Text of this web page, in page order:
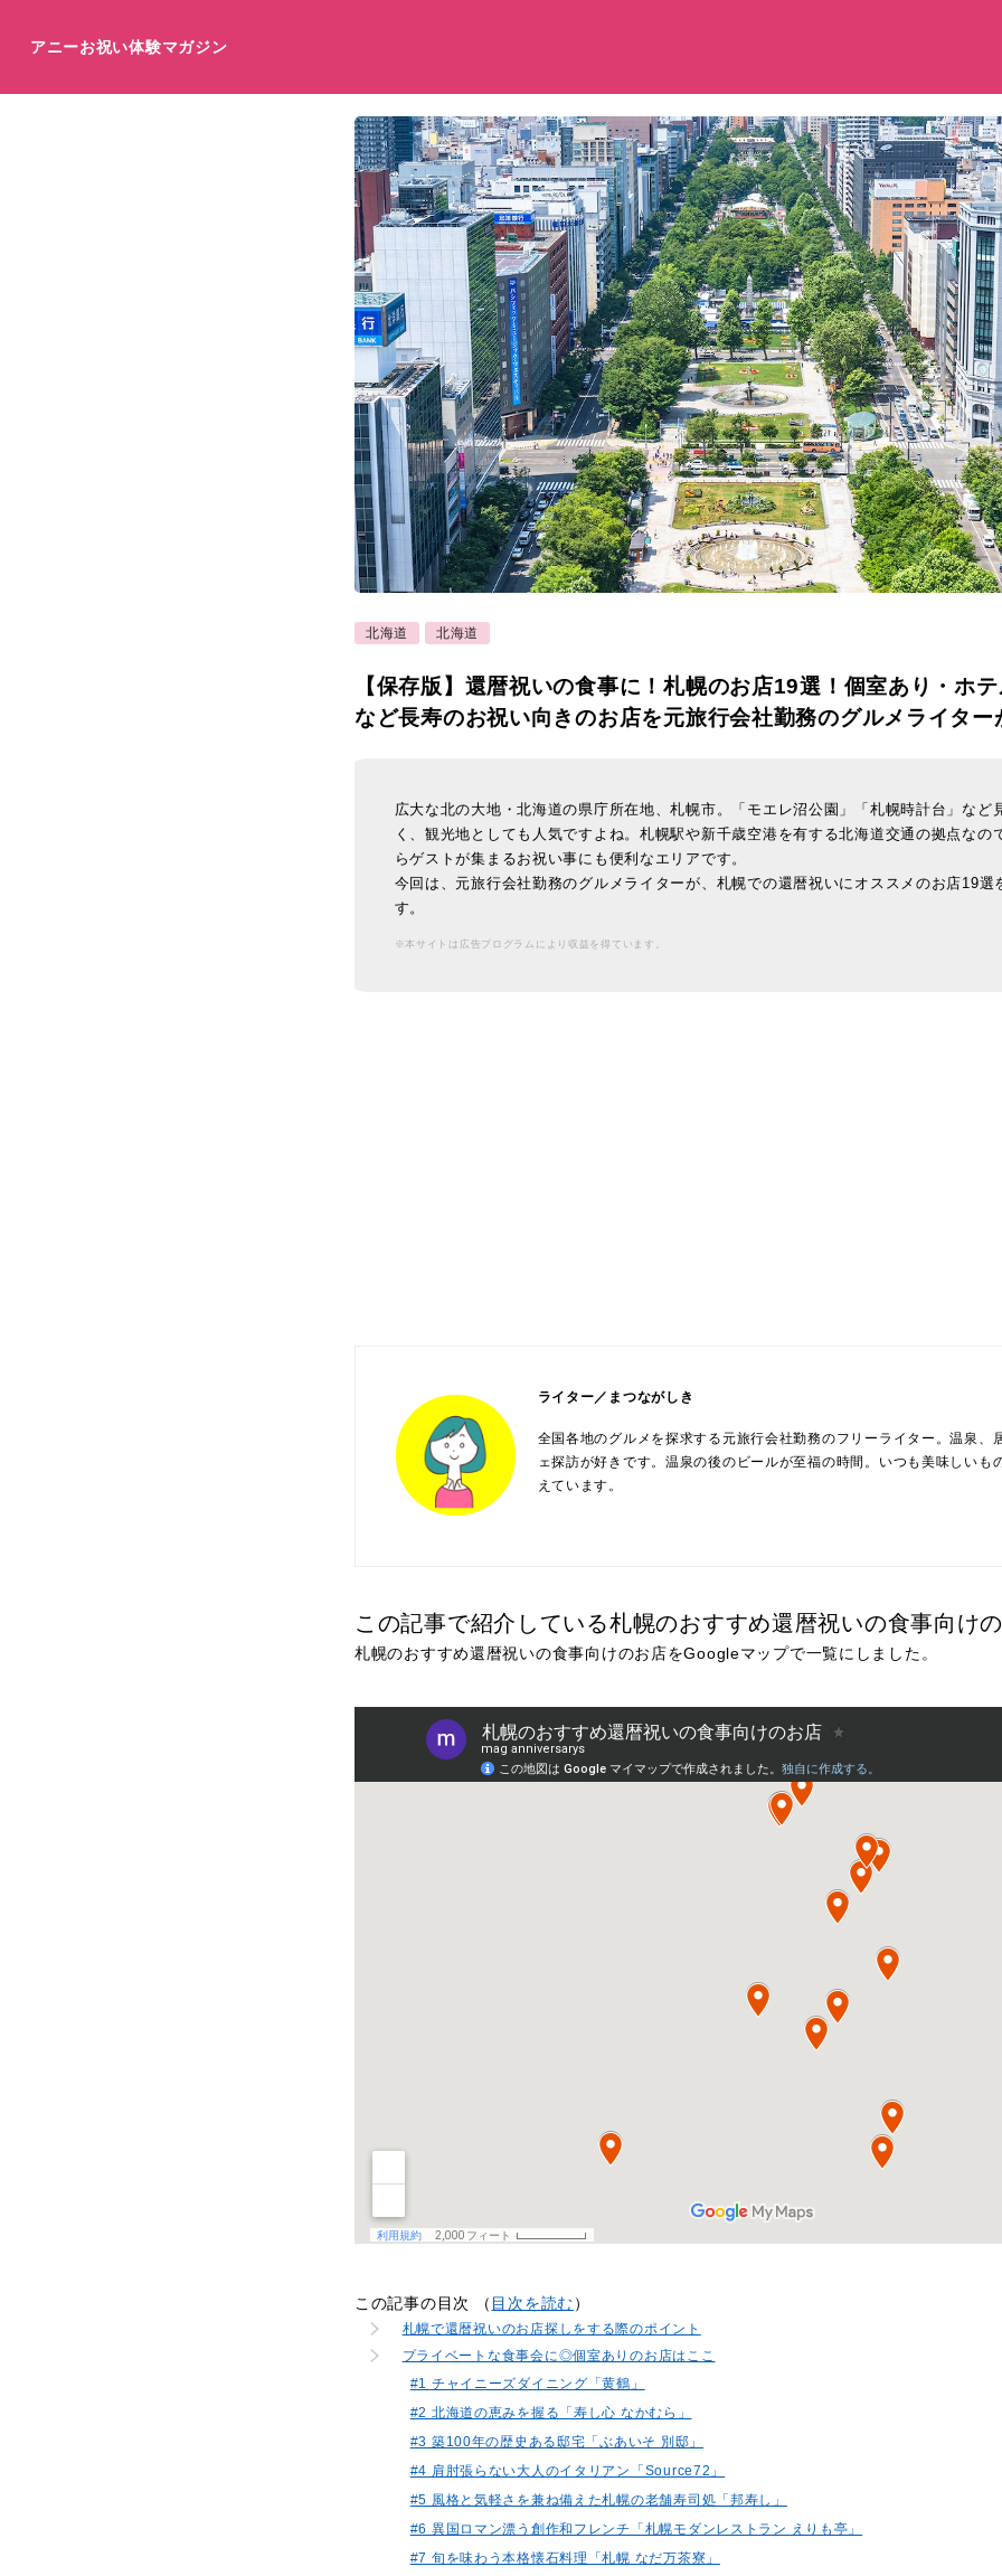
アニーお祝い体験マガジン
北海道 北海道
【保存版】還暦祝いの食事に！札幌のお店19選！個室あり・ホ
など長寿のお祝い向きのお店を元旅行会社勤務のグルメライター
広大な北の大地・北海道の県庁所在地、札幌市。「モエレ沼公園」「札幌時計台」など
く、観光地としても人気ですよね。札幌駅や新千歳空港を有する北海道交通の拠点なの
らゲストが集まるお祝い事にも便利なエリアです。
今回は、元旅行会社勤務のグルメライターが、札幌での還暦祝いにオススメのお店19選
す。
※本サイトは広告プログラムにより収益を得ています。
ライター／まつながしき
全国各地のグルメを探求する元旅行会社勤務のフリーライター。温泉、
ェ探訪が好きです。温泉の後のビールが至福の時間。いつも美味しいも
えています。
この記事で紹介している札幌のおすすめ還暦祝いの食事向け
札幌のおすすめ還暦祝いの食事向けのお店をGoogleマップで一覧にしました。
この記事の目次 （ 目次を読む ）
札幌で還暦祝いのお店探しをする際のポイント
プライベートな食事会に◎個室ありのお店はここ
#1 チャイニーズダイニング「黄鶴」
#2 北海道の恵みを握る「寿し心 なかむら」
#3 築100年の歴史ある邸宅「ぶあいそ 別邸」
#4 肩肘張らない大人のイタリアン「Source72」
#5 風格と気軽さを兼ね備えた札幌の老舗寿司処「邦寿し」
#6 異国ロマン漂う創作和フレンチ「札幌モダンレストラン えりも亭」
#7 旬を味わう本格懐石料理「札幌 なだ万茶寮」